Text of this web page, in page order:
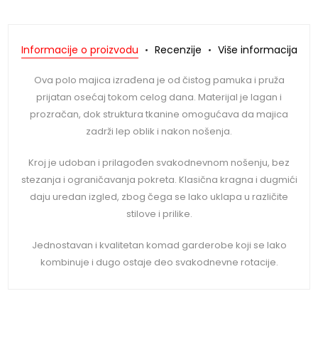
Informacije o proizvodu Recenzije Više informacija
Ova polo majica izrađena je od čistog pamuka i pruža
prijatan osećaj tokom celog dana. Materijal je lagan i
prozračan, dok struktura tkanine omogućava da majica
zadrži lep oblik i nakon nošenja.
Kroj je udoban i prilagođen svakodnevnom nošenju, bez
stezanja i ograničavanja pokreta. Klasična kragna i dugmići
daju uredan izgled, zbog čega se lako uklapa u različite
stilove i prilike.
Jednostavan i kvalitetan komad garderobe koji se lako
kombinuje i dugo ostaje deo svakodnevne rotacije.